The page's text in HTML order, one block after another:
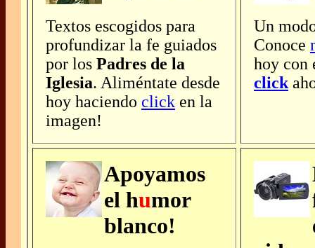
Textos escogidos para
profundizar la fe guiados
por los Padres de la
Iglesia. Aliméntate desde
hoy haciendo click en la
imagen!
Un
Conoce
hoy con
click
Apoyamos
el humor
blanco!